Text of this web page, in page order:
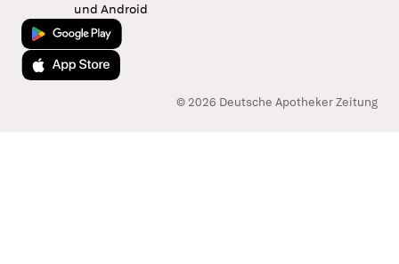
und Android
Jetzt bei Google Play
Laden im App Store
© 2026 Deutsche Apotheker Zeitung